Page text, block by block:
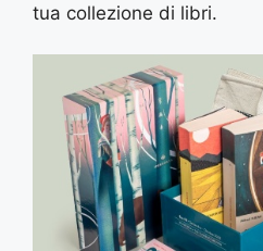
tua collezione di libri.